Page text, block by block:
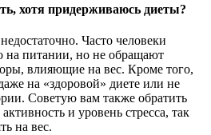
хотя придерживаюсь диеты?
Часто человеки
на питании, но не обращают
влияющие на вес. Кроме того,
на «здоровой» диете или не
Советую вам также обратить
и уровень стресса, так
на вес.